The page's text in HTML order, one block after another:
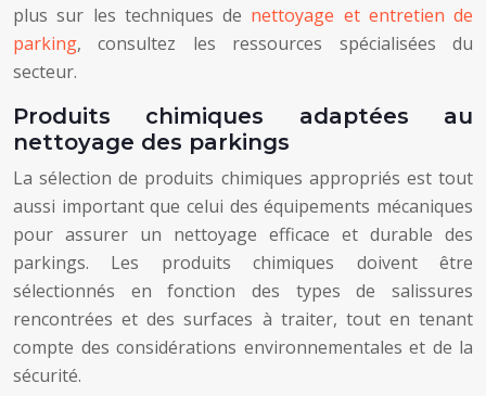
plus sur les techniques de nettoyage et entretien de
parking, consultez les ressources spécialisées du
secteur.
Produits chimiques adaptées au
nettoyage des parkings
La sélection de produits chimiques appropriés est tout
aussi important que celui des équipements mécaniques
pour assurer un nettoyage efficace et durable des
parkings. Les produits chimiques doivent être
sélectionnés en fonction des types de salissures
rencontrées et des surfaces à traiter, tout en tenant
compte des considérations environnementales et de la
sécurité.